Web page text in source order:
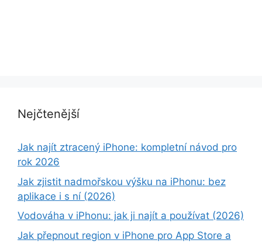
Nejčtenější
Jak najít ztracený iPhone: kompletní návod pro
rok 2026
Jak zjistit nadmořskou výšku na iPhonu: bez
aplikace i s ní (2026)
Vodováha v iPhonu: jak ji najít a používat (2026)
Jak přepnout region v iPhone pro App Store a